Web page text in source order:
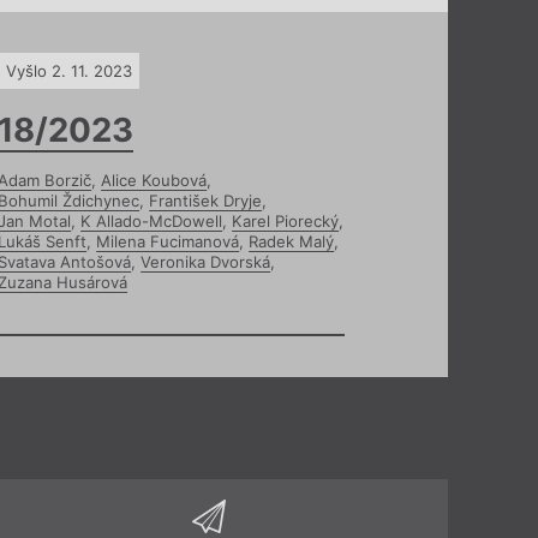
Vyšlo 2. 11. 2023
2023
Borzič, Alice Koubová,
Ždichynec, František Dryje,
Motal, K Allado-McDowell, Karel Piorecký,
Senft, Milena Fucimanová, Radek Malý,
Antošová, Veronika Dvorská,
Husárová